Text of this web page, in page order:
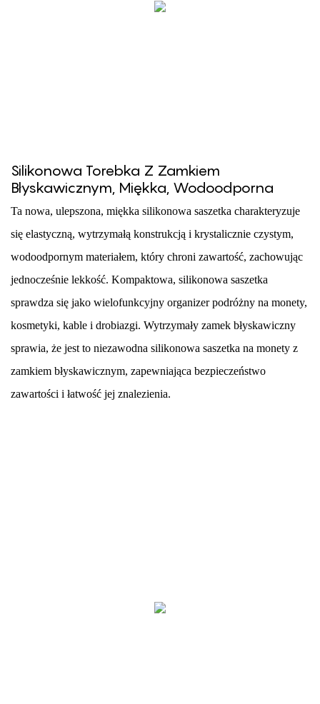
Silikonowa Torebka Z Zamkiem
Błyskawicznym, Miękka, Wodoodporna
Ta nowa, ulepszona, miękka silikonowa saszetka charakteryzuje
się elastyczną, wytrzymałą konstrukcją i krystalicznie czystym,
wodoodpornym materiałem, który chroni zawartość, zachowując
jednocześnie lekkość. Kompaktowa, silikonowa saszetka
sprawdza się jako wielofunkcyjny organizer podróżny na monety,
kosmetyki, kable i drobiazgi. Wytrzymały zamek błyskawiczny
sprawia, że ​​jest to niezawodna silikonowa saszetka na monety z
zamkiem błyskawicznym, zapewniająca bezpieczeństwo
zawartości i łatwość jej znalezienia.